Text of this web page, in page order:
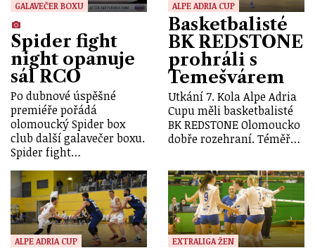
GALAVEČER BOXU
Spider fight
night opanuje
sál RCO
Po dubnové úspěšné
premiéře pořádá
olomoucký Spider box
club další galavečer boxu.
Spider fight…
ALPE ADRIA CUP
Basketbalisté
BK REDSTONE
prohráli s
Temešvárem
Utkání 7. Kola Alpe Adria
Cupu měli basketbalisté
BK REDSTONE Olomoucko
dobře rozehraní. Téměř…
ALPE ADRIA CUP EXTRALIGA ŽEN